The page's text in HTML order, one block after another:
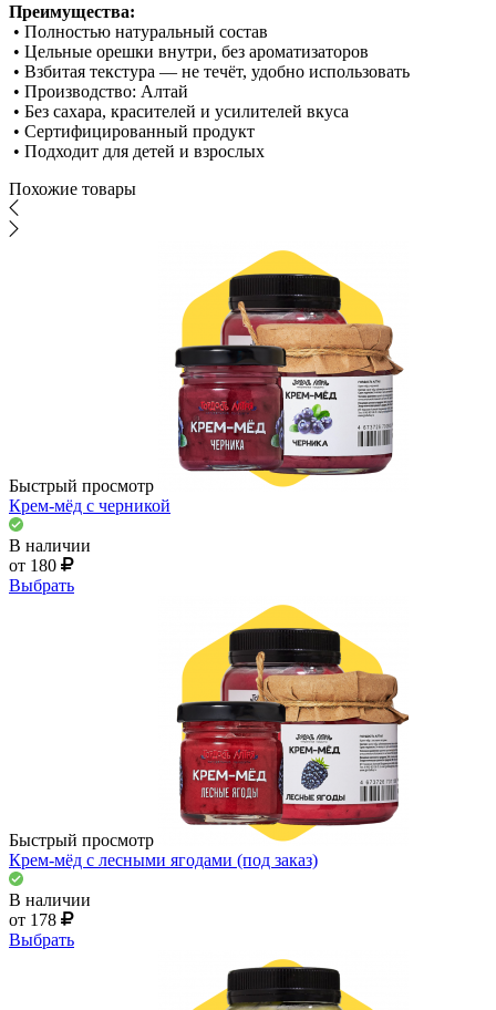
Преимущества:
• Полностью натуральный состав
• Цельные орешки внутри, без ароматизаторов
• Взбитая текстура — не течёт, удобно использовать
• Производство: Алтай
• Без сахара, красителей и усилителей вкуса
• Сертифицированный продукт
• Подходит для детей и взрослых
Похожие товары
Быстрый просмотр
Крем-мёд с черникой
В наличии
от 180
Выбрать
Быстрый просмотр
Крем-мёд с лесными ягодами (под заказ)
В наличии
от 178
Выбрать